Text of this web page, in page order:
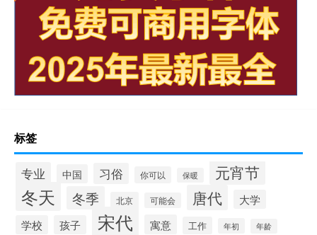
标签
专业 中国 习俗 你可以 保暖 元宵节
冬天 冬季 北京 可能会 唐代
大学
学校
孩子 宋代 寓意 工作 年初 年龄